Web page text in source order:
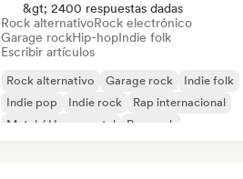
&gt; 2400 respuestas dadas
Rock alternativoRock electrónico
Garage rockHip-hopIndie folk
Escribir artículos
Rock alternativo Garage rock
Indie folk
Indie pop
Indie rock
Rap internacional
Metal / Heavy metal
Pop rock